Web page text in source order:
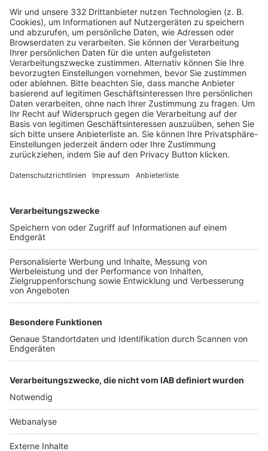
HÄUFIG BESUCHTE SEITEN
Pässe und Vereinswechsel
Trainerausbildung
Schulungsangebot Vereinsmitarbeiter
BFV-Geschäftsstellen
Trainerbörse
Login SpielPlus
FOLGE DEM BFV
TOP-VEREINE
TOP-PARTNER
Nutzungsbedingungen Datenschutz Impressum